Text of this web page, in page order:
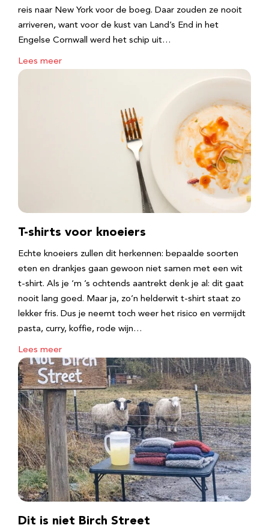
reis naar New York voor de boeg. Daar zouden ze nooit
arriveren, want voor de kust van Land’s End in het
Engelse Cornwall werd het schip uit…
Lees meer
T-shirts voor knoeiers
Echte knoeiers zullen dit herkennen: bepaalde soorten
eten en drankjes gaan gewoon niet samen met een wit
t-shirt. Als je ‘m ’s ochtends aantrekt denk je al: dit gaat
nooit lang goed. Maar ja, zo’n helderwit t-shirt staat zo
lekker fris. Dus je neemt toch weer het risico en vermijdt
pasta, curry, koffie, rode wijn…
Lees meer
Dit is niet Birch Street